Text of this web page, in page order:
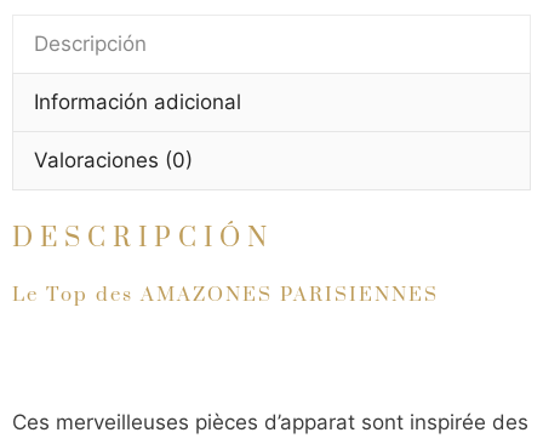
cantidad
Descripción
Información adicional
Valoraciones (0)
DESCRIPCIÓN
Le Top des AMAZONES PARISIENNES
Ces merveilleuses pièces d’apparat sont inspirée des